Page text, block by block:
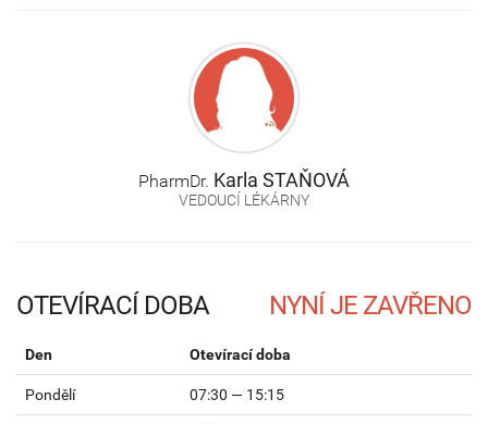
PharmDr. Karla STAŇOVÁ
VEDOUCÍ LÉKÁRNY
OTEVÍRACÍ DOBA
Den Otevírací doba
Pondělí 07:30 — 15:15